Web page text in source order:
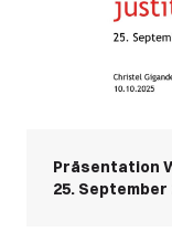
Präsentation
25. September